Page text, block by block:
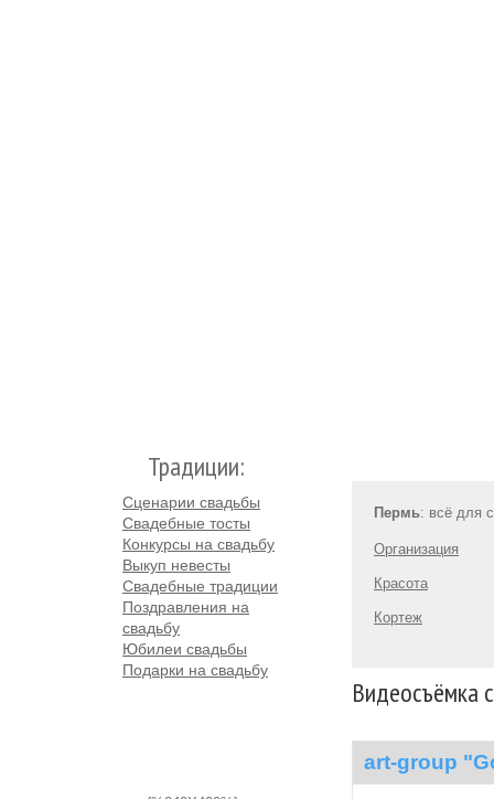
Традиции:
Сценарии свадьбы
Свадебные тосты
Конкурсы на свадьбу
Выкуп невесты
Свадебные традиции
Поздравления на
свадьбу
Юбилеи свадьбы
Подарки на свадьбу
Пермь: всё для
Организация
Красота
Кортеж
Видеосъёмка
art-group